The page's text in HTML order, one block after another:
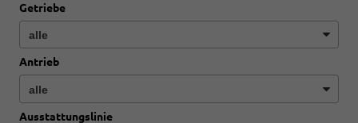
Getriebe
Antrieb
Ausstattungslinie